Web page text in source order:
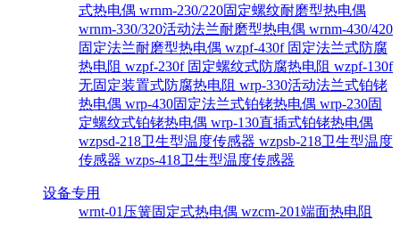
式热电偶 wrnm-230/220固定螺纹耐磨型热电偶
wrnm-330/320活动法兰耐磨型热电偶 wrnm-430/420
固定法兰耐磨型热电偶 wzpf-430f 固定法兰式防腐
热电阻 wzpf-230f 固定螺纹式防腐热电阻 wzpf-130f
无固定装置式防腐热电阻 wrp-330活动法兰式铂铑
热电偶 wrp-430固定法兰式铂铑热电偶 wrp-230固
定螺纹式铂铑热电偶 wrp-130直插式铂铑热电偶
wzpsd-218卫生型温度传感器 wzpsb-218卫生型温度
传感器 wzps-418卫生型温度传感器
设备专用
wrnt-01压簧固定式热电偶 wzcm-201端面热电阻